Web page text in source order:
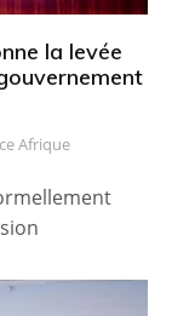
la levée
Afrique